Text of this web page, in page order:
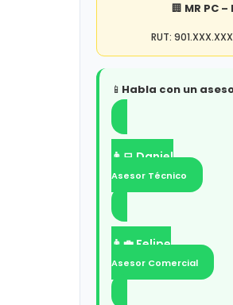
🏢 MR PC
RUT:
📱 Habla con un
👨‍💻 Daniel
Asesor Técnico
👨‍💼 Felipe
Asesor Comercial